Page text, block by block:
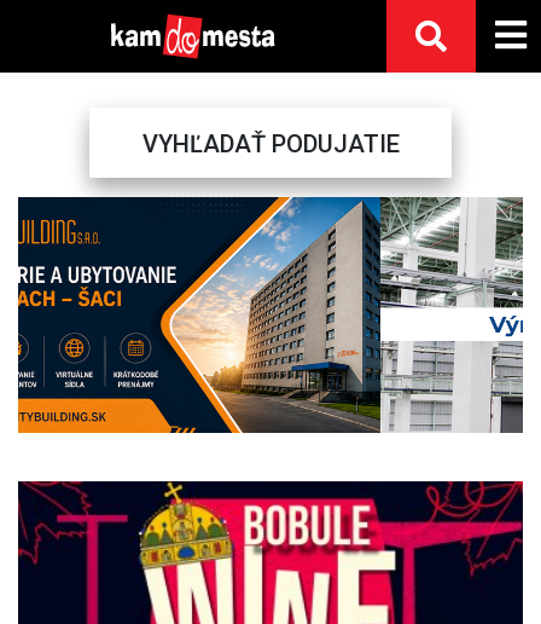
VYHĽADAŤ PODUJATIE
Next